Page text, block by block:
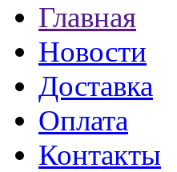
Главная
Новости
Доставка
Оплата
Контакты